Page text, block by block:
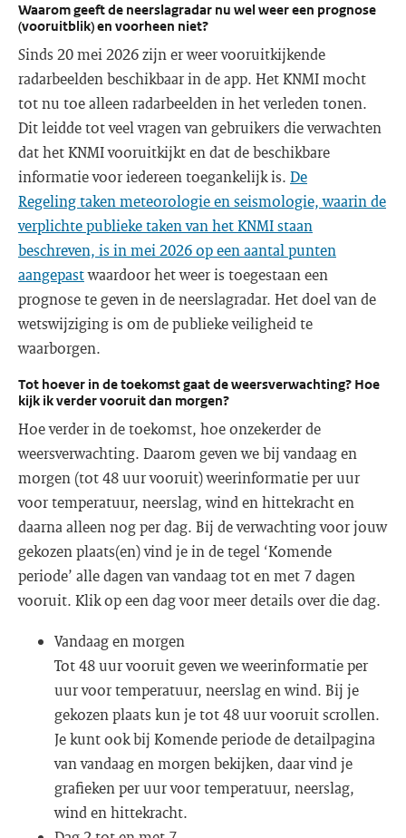
Waarom geeft de neerslagradar nu wel weer een prognose
(vooruitblik) en voorheen niet?
Sinds 20 mei 2026 zijn er weer vooruitkijkende
radarbeelden beschikbaar in de app. Het KNMI mocht
tot nu toe alleen radarbeelden in het verleden tonen.
Dit leidde tot veel vragen van gebruikers die verwachten
dat het KNMI vooruitkijkt en dat de beschikbare
informatie voor iedereen toegankelijk is. De
Regeling taken meteorologie en seismologie, waarin de
verplichte publieke taken van het KNMI staan
beschreven, is in mei 2026 op een aantal punten
aangepastwaardoor het weer is toegestaan een
prognose te geven in de neerslagradar. Het doel van de
wetswijziging is om de publieke veiligheid te
waarborgen.
Tot hoever in de toekomst gaat de weersverwachting? Hoe
kijk ik verder vooruit dan morgen?
Hoe verder in de toekomst, hoe onzekerder de
weersverwachting. Daarom geven we bij vandaag en
morgen (tot 48 uur vooruit) weerinformatie per uur
voor temperatuur, neerslag, wind en hittekracht en
daarna alleen nog per dag. Bij de verwachting voor jouw
gekozen plaats(en) vind je in de tegel ‘Komende
periode’ alle dagen van vandaag tot en met 7 dagen
vooruit. Klik op een dag voor meer details over die dag.
Vandaag en morgen
Tot 48 uur vooruit geven we weerinformatie per
uur voor temperatuur, neerslag en wind. Bij je
gekozen plaats kun je tot 48 uur vooruit scrollen.
Je kunt ook bij Komende periode de detailpagina
van vandaag en morgen bekijken, daar vind je
grafieken per uur voor temperatuur, neerslag,
wind en hittekracht.